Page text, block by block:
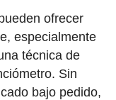
ofrecer
especialmente
técnica de
Sin
bajo pedido,